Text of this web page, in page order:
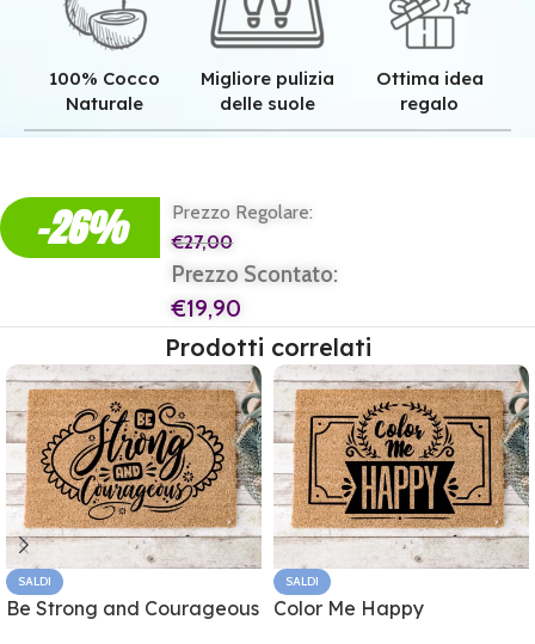
100% Cocco
Naturale
Migliore pulizia
delle suole
Ottima idea
regalo
-26%
Prezzo Regolare:
€27,00
Prezzo Scontato:
€19,90
Prodotti correlati
SALDI
Be Strong and Courageous
SALDI
Color Me Happy